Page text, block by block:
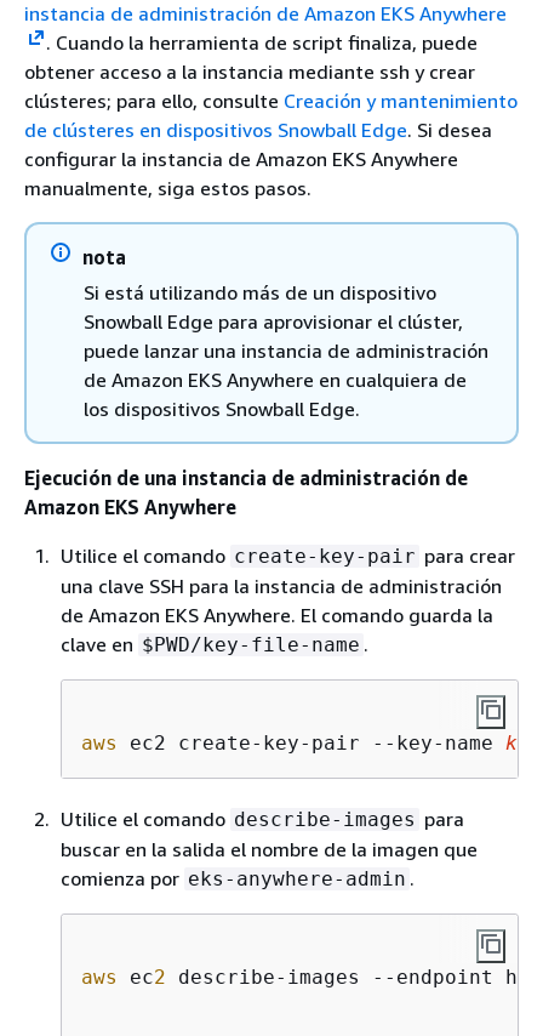
instancia de administración de Amazon EKS Anywhere
. Cuando la herramienta de script finaliza, puede
obtener acceso a la instancia mediante ssh y crear
clústeres; para ello, consulte Creación y mantenimiento
de clústeres en dispositivos Snowball Edge. Si desea
configurar la instancia de Amazon EKS Anywhere
manualmente, siga estos pasos.
nota
Si está utilizando más de un dispositivo
Snowball Edge para aprovisionar el clúster,
puede lanzar una instancia de administración
de Amazon EKS Anywhere en cualquiera de
los dispositivos Snowball Edge.
Ejecución de una instancia de administración de
Amazon EKS Anywhere
Utilice el comando create-key-pair para crear
una clave SSH para la instancia de administración
de Amazon EKS Anywhere. El comando guarda la
clave en $PWD/key-file-name .
aws ec2 create-key-pair --key-name
Utilice el comando describe-images para
buscar en la salida el nombre de la imagen que
comienza por eks-anywhere-admin .
aws ec2 describe-images --endpoint